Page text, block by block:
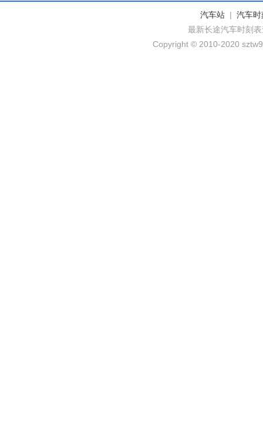
汽车站 | 汽车时
最新长途汽车时刻
Copyright © 2010-2020